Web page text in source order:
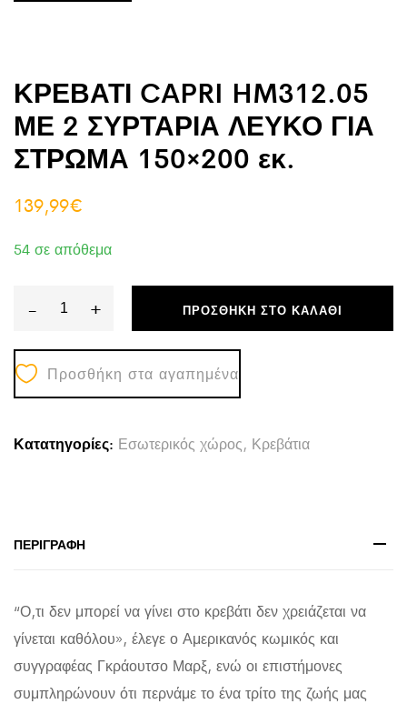
ΚΡΕΒΑΤΙ CAPRI HM312.05
ΜΕ 2 ΣΥΡΤΑΡΙΑ ΛΕΥΚΟ ΓΙΑ
ΣΤΡΩΜΑ 150×200 εκ.
139,99€
54 σε απόθεμα
-
ΚΡΕΒΑΤΙ
CAPRI
HM312.05
ΜΕ
ΣΥΡΤΑΡΙΑ
ΣΤΡΩΜΑ
quantity
+ ΠΡΟΣΘΉΚΗ ΣΤΟ ΚΑΛΆΘΙ
Προσθήκη στα αγαπημένα
Κατατηγορίες: Εσωτερικός χώρος, Κρεβάτια
ΠΕΡΙΓΡΑΦΉ
“Ο,τι δεν μπορεί να γίνει στο κρεβάτι δεν χρειάζεται να
γίνεται καθόλου», έλεγε ο Αμερικανός κωμικός και
συγγραφέας Γκράουτσο Μαρξ, ενώ οι επιστήμονες
συμπληρώνουν ότι περνάμε το ένα τρίτο της ζωής μας